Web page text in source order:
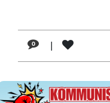
OM
ARBEJDEREN
0